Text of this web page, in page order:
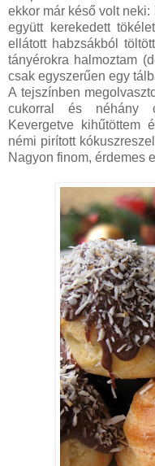
ekkor már késő volt neki:
együtt kerekedett
ellátott habzsákból
tányérokra halmoztam
csak egyszerűen egy
A tejszínben
cukorral és néhány
Kevergetve kihűtöttem
némi pirított
Nagyon finom, érdemes